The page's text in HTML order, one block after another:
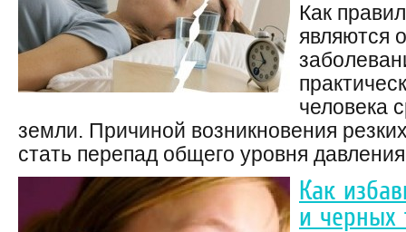
Как
являются
человека
земли. Причиной возникновения
стать перепад общего уровня
Как
и черных